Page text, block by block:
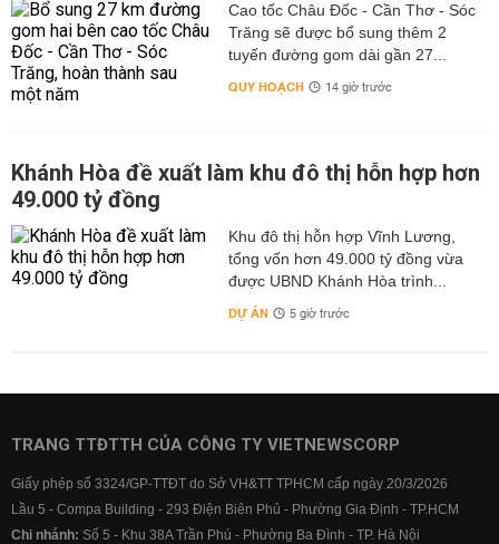
Cao tốc Châu Đốc - Cần Thơ - Sóc
Trăng sẽ được bổ sung thêm 2
tuyến đường gom dài gần 27...
QUY HOẠCH 14 giờ trước
Khánh Hòa đề xuất làm khu đô thị hỗn hợp hơn
49.000 tỷ đồng
Khu đô thị hỗn hợp Vĩnh Lương,
tổng vốn hơn 49.000 tỷ đồng vừa
được UBND Khánh Hòa trình...
DỰ ÁN 5 giờ trước
TRANG TTĐTTH CỦA CÔNG TY VIETNEWSCORP
Giấy phép số 3324/GP-TTĐT do Sở VH&TT TPHCM cấp ngày 20/3/2026
Lầu 5 - Compa Building - 293 Điện Biên Phủ - Phường Gia Định - TP.HCM
Chi nhánh: Số 5 - Khu 38A Trần Phú - Phường Ba Đình - TP. Hà Nội